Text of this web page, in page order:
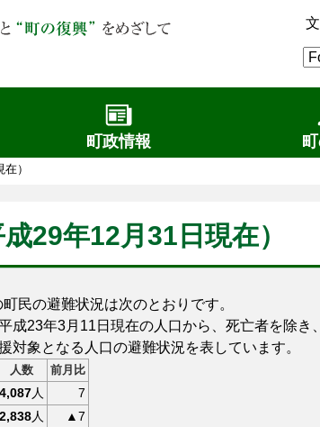
町政情報
）
29年12月31日現在）
民の避難状況は次のとおりです。
成23年3月11日現在の人口から、死亡者を除き
対象となる人口の避難状況を表しています。
人数 前月比
4,087人
7
2,838人 ▲7